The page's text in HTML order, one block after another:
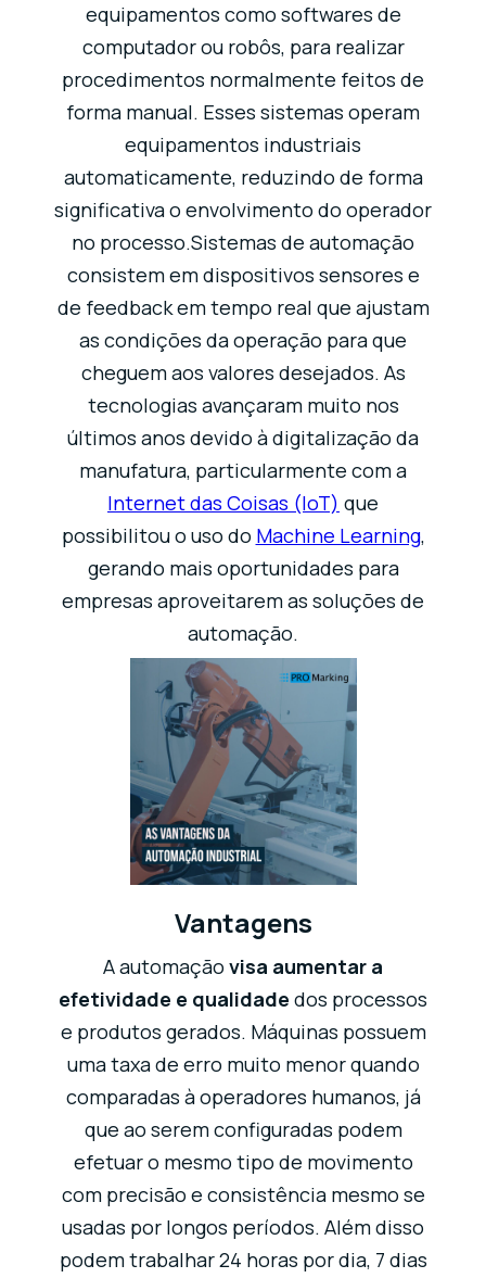
equipamentos como softwares de
computador ou robôs, para realizar
procedimentos normalmente feitos de
forma manual. Esses sistemas operam
equipamentos industriais
automaticamente, reduzindo de forma
significativa o envolvimento do operador
no processo.Sistemas de automação
consistem em dispositivos sensores e
de feedback em tempo real que ajustam
as condições da operação para que
cheguem aos valores desejados. As
tecnologias avançaram muito nos
últimos anos devido à digitalização da
manufatura, particularmente com a
Internet das Coisas (IoT) que
possibilitou o uso do Machine Learning,
gerando mais oportunidades para
empresas aproveitarem as soluções de
automação.
Vantagens
A automação visa aumentar a
efetividade e qualidade dos processos
e produtos gerados. Máquinas possuem
uma taxa de erro muito menor quando
comparadas à operadores humanos, já
que ao serem configuradas podem
efetuar o mesmo tipo de movimento
com precisão e consistência mesmo se
usadas por longos períodos. Além disso
podem trabalhar 24 horas por dia, 7 dias